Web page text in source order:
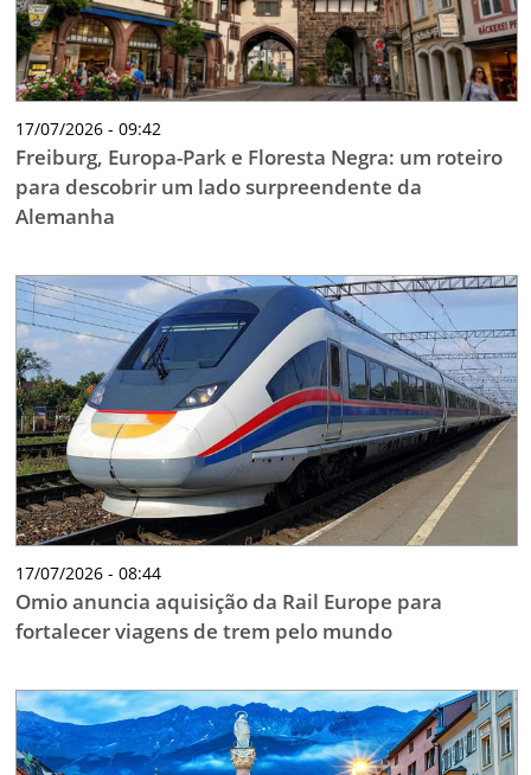
17/07/2026 - 09:42
Freiburg, Europa-Park e Floresta Negra: um roteiro
para descobrir um lado surpreendente da
Alemanha
17/07/2026 - 08:44
Omio anuncia aquisição da Rail Europe para
fortalecer viagens de trem pelo mundo